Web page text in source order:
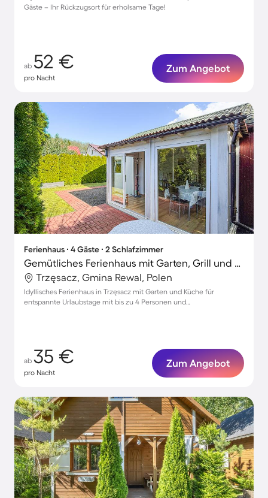
Gäste – Ihr Rückzugsort für erholsame Tage!
ab 52 €
pro Nacht
Zum Angebot
Ferienhaus ∙ 4 Gäste ∙ 2 Schlafzimmer
Gemütliches Ferienhaus mit Garten, Grill und Terrasse | Nah am Strand | Haustiere sind willkommen
Trzęsacz, Gmina Rewal, Polen
Idyllisches Ferienhaus in Trzęsacz mit Garten und Küche für
entspannte Urlaubstage mit bis zu 4 Personen und
ab 35 €
pro Nacht
Zum Angebot